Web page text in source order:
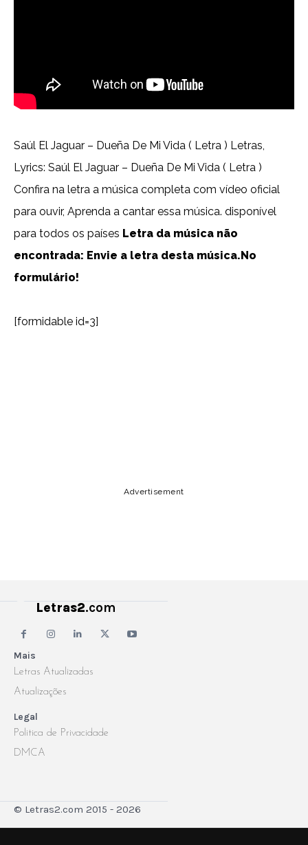
Saúl El Jaguar – Dueña De Mi Vida ( Letra ) Letras,
Lyrics: Saúl El Jaguar – Dueña De Mi Vida ( Letra )
Confira na letra a música completa com vídeo oficial
para ouvir, Aprenda a cantar essa música. disponível
para todos os países Letra da música não
encontrada: Envie a letra desta música.No
formulário!
[formidable id=3]
Advertisement
Mais
Letras Atualizadas
Atualizações
Legal
Politica de Privacidade
DMCA
Letras2.com
© Letras2.com 2015 - 2026